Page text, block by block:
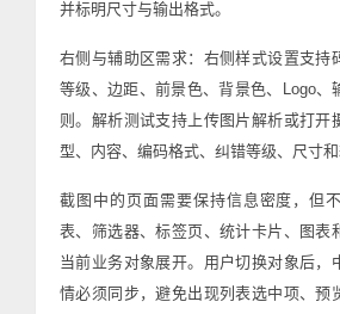
并标明尺寸与输出格式。
右侧与辅助区需求：右侧样式设置支持
等级、边距、前景色、背景色、Logo、
则。解析测试支持上传图片解析或打开
型、内容、编码格式、纠错等级、尺寸和
截图中的页面需要保持信息密度，但
表、筛选器、标签页、统计卡片、图表
当前业务对象展开。用户切换对象后，
情必须同步，避免出现列表选中项、预